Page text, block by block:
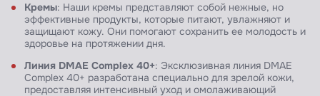
Кремы: Наши кремы представляют собой нежные, но
эффективные продукты, которые питают, увлажняют и
защищают кожу. Они помогают сохранить ее молодость и
здоровье на протяжении дня.
Линия DMAE Complex 40+: Эксклюзивная линия DMAE
Complex 40+ разработана специально для зрелой кожи,
предоставляя интенсивный уход и омолаживающий